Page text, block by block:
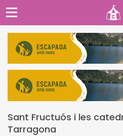
Sant Fructuós i les
Tarragona